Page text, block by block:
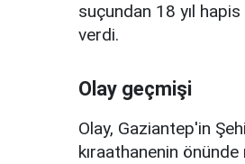
suçundan 18 yıl hapis
verdi.
Olay geçmişi
Olay, Gaziantep'in
kıraathanenin